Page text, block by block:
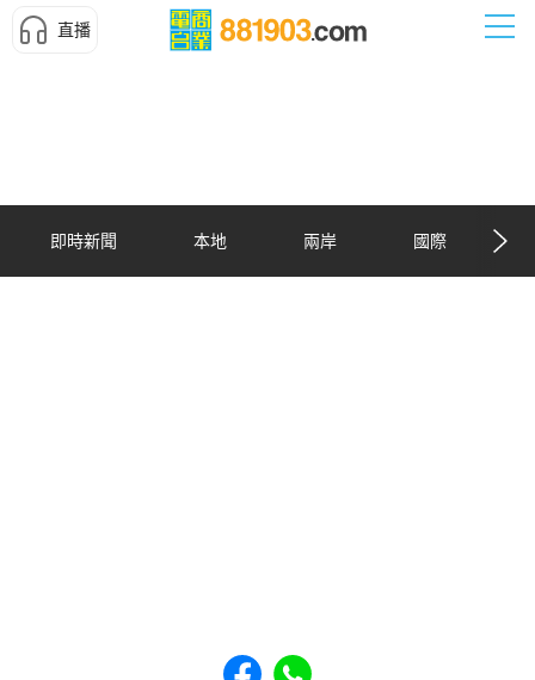
直播
即時新聞 本地 兩岸 國際
Share to Facebook
Share to WhatsApp